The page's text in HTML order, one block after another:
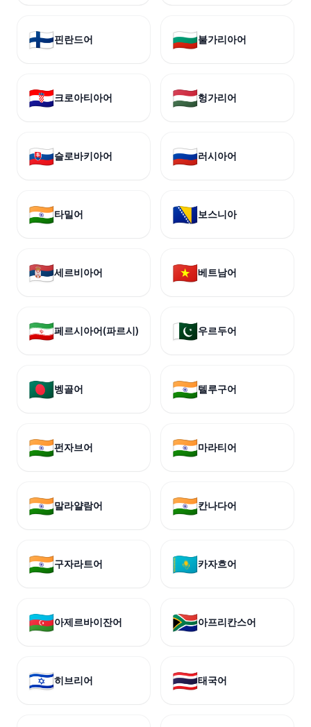
🇫🇮핀란드어 🇧🇬불가리아어
🇭🇷크로아티아어 🇭🇺헝가리어
🇸🇰슬로바키아어 🇷🇺러시아어
🇮🇳타밀어 🇧🇦보스니아
🇷🇸세르비아어 🇻🇳베트남어
🇮🇷페르시아어(파르시) 🇵🇰우르두어
🇧🇩벵골어 🇮🇳텔루구어
🇮🇳펀자브어 🇮🇳마라티어
🇮🇳말라얄람어 🇮🇳칸나다어
🇮🇳구자라트어 🇰🇿카자흐어
🇦🇿아제르바이잔어 🇿🇦아프리칸스어
🇮🇱히브리어 🇹🇭태국어